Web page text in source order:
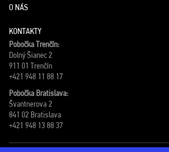
O NÁS
KONTAKTY
Pobočka Trenčín:
Dolný Šianec 2
911 01 Trenčín
+421 948 11 88 17
Pobočka Bratislava:
Švantnerova 2
841 02 Bratislava
+421 948 13 88 37